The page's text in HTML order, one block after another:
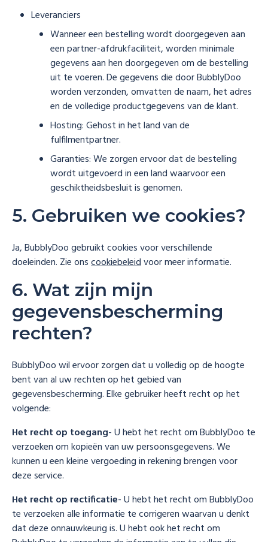
Leveranciers
Wanneer een bestelling wordt doorgegeven aan
een partner-afdrukfaciliteit, worden minimale
gegevens aan hen doorgegeven om de bestelling
uit te voeren. De gegevens die door BubblyDoo
worden verzonden, omvatten de naam, het adres
en de volledige productgegevens van de klant.
Hosting: Gehost in het land van de
fulfilmentpartner.
Garanties: We zorgen ervoor dat de bestelling
wordt uitgevoerd in een land waarvoor een
geschiktheidsbesluit is genomen.
5. Gebruiken we cookies?
Ja, BubblyDoo gebruikt cookies voor verschillende
doeleinden. Zie onscookiebeleidvoor meer informatie.
6. Wat zijn mijn
gegevensbescherming
rechten?
BubblyDoo wil ervoor zorgen dat u volledig op de hoogte
bent van al uw rechten op het gebied van
gegevensbescherming. Elke gebruiker heeft recht op het
volgende:
Het recht op toegang- U hebt het recht om BubblyDoo te
verzoeken om kopieën van uw persoonsgegevens. We
kunnen u een kleine vergoeding in rekening brengen voor
deze service.
Het recht op rectificatie- U hebt het recht om BubblyDoo
te verzoeken alle informatie te corrigeren waarvan u denkt
dat deze onnauwkeurig is. U hebt ook het recht om